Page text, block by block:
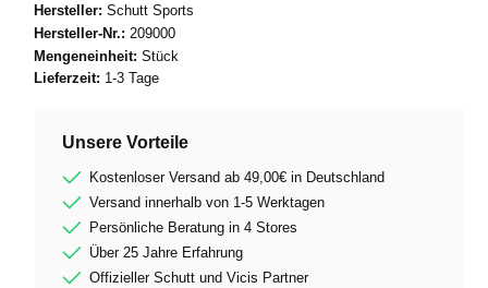
Hersteller: Schutt Sports
Hersteller-Nr.: 209000
Mengeneinheit: Stück
Lieferzeit: 1-3 Tage
Unsere Vorteile
Kostenloser Versand ab 49,00€ in Deutschland
Versand innerhalb von 1-5 Werktagen
Persönliche Beratung in 4 Stores
Über 25 Jahre Erfahrung
Offizieller Schutt und Vicis Partner